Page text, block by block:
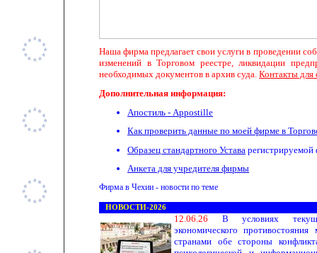
Наша фирма предлагает свои услуги в проведении
изменений в Торговом реестре, ликвидации
необходимых документов в архив суда. Контакты для
Дополнительная информация:
Апостиль - Appostille
Как проверить данные по моей фирме в
Образец стандартного Устава
Анкета для учредителя фирмы
Фирма в Чехии - новости по теме
НОВОСТИ-2026
1 2. 06 26 В условиях
экономического
странами обе стороны